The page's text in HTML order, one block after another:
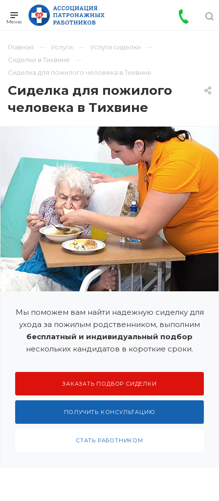
Главная Услуги
Услуги сиделки
Сиделки в Тихвине
Сиделка для пожилого человека в Тихвине
Сиделка для пожилого
человека в Тихвине
Мы поможем вам найти надежную сиделку для
ухода за пожилым родственником, выполним
бесплатный и индивидуальный подбор
нескольких кандидатов в короткие сроки.
ЗАКАЗАТЬ ПОДБОР СИДЕЛКИ
ПОЛУЧИТЬ КОНСУЛЬТАЦИЮ
СТАТЬ РАБОТНИКОМ